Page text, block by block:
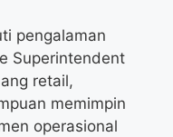
pengalaman
Superintendent
retail,
memimpin
operasional